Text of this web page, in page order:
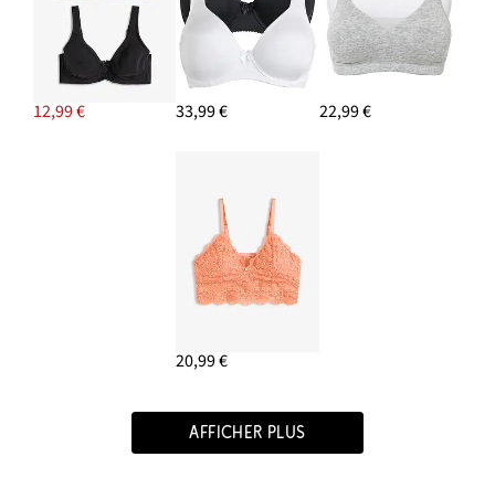
12,99 € 33,99 € 22,99 €
20,99 €
AFFICHER PLUS